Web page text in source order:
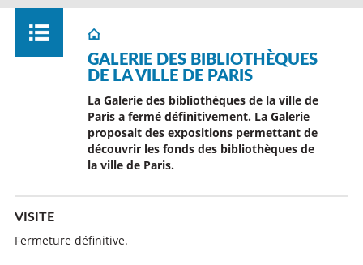
GALERIE DES BIBLIOTHÈQUES
DE LA VILLE DE PARIS
La Galerie des bibliothèques de la ville de
Paris a fermé définitivement. La Galerie
proposait des expositions permettant de
découvrir les fonds des bibliothèques de
la ville de Paris.
VISITE
Fermeture définitive.